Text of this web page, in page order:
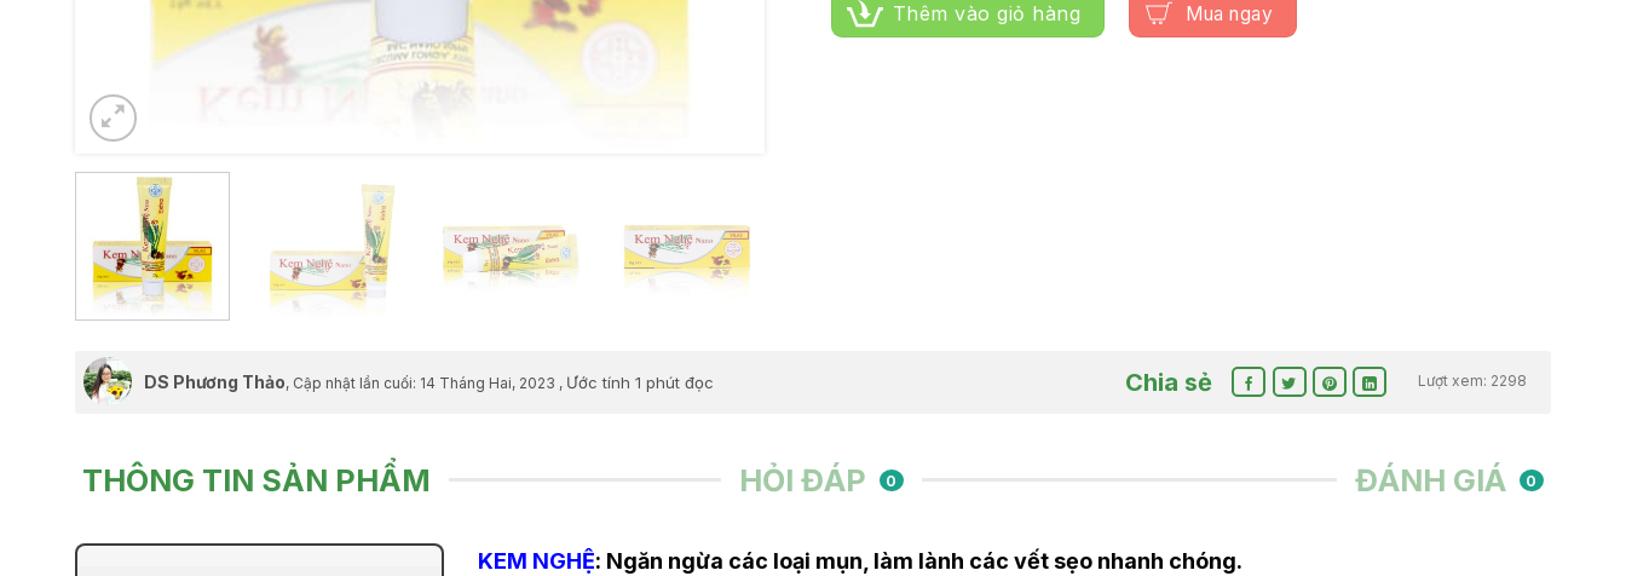
Thêm vào giỏ hàng Mua ngay
DS Phương Thảo, Cập nhật lần cuối: 14 Tháng Hai, 2023 , Ước tính 1 phút đọc Lượt xem: 2298
Chia sẻ
THÔNG TIN SẢN PHẨM HỎI ĐÁP 0 ĐÁNH GIÁ 0
KEM NGHỆ: Ngăn ngừa các loại mụn, làm lành các vết sẹo nhanh chóng.